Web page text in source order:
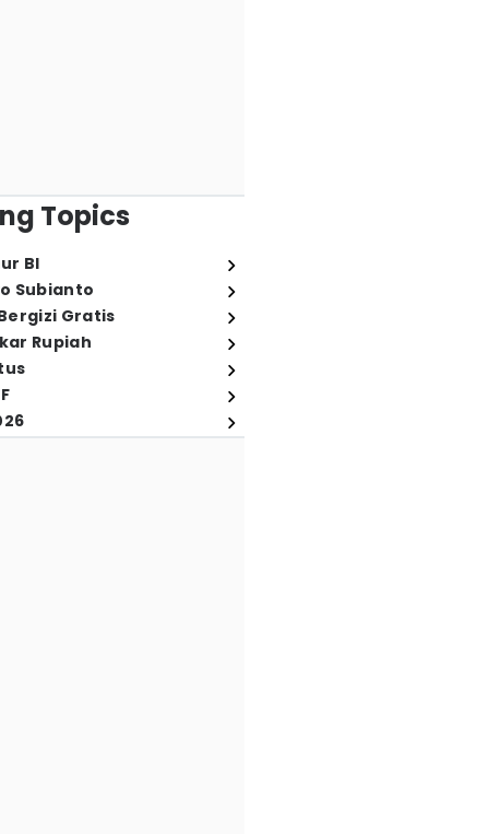
Topics
BI
Subianto
Gratis
Rupiah